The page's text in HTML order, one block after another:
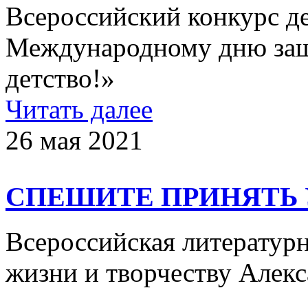
Всероссийский конкурс
Международному дню
детство!»
Читать далее
26 мая 2021
СПЕШИТЕ ПРИНЯТЬ
Всероссийская
жизни и творчеству